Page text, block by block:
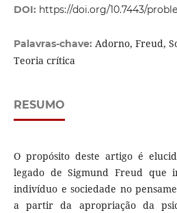
DOI: https://doi.org/10.7443/
Palavras-chave: Adorno, Freud,
Teoria crítica
RESUMO
O propósito deste artigo é
legado de Sigmund Freud que
indivíduo e sociedade no
a partir da apropriação da